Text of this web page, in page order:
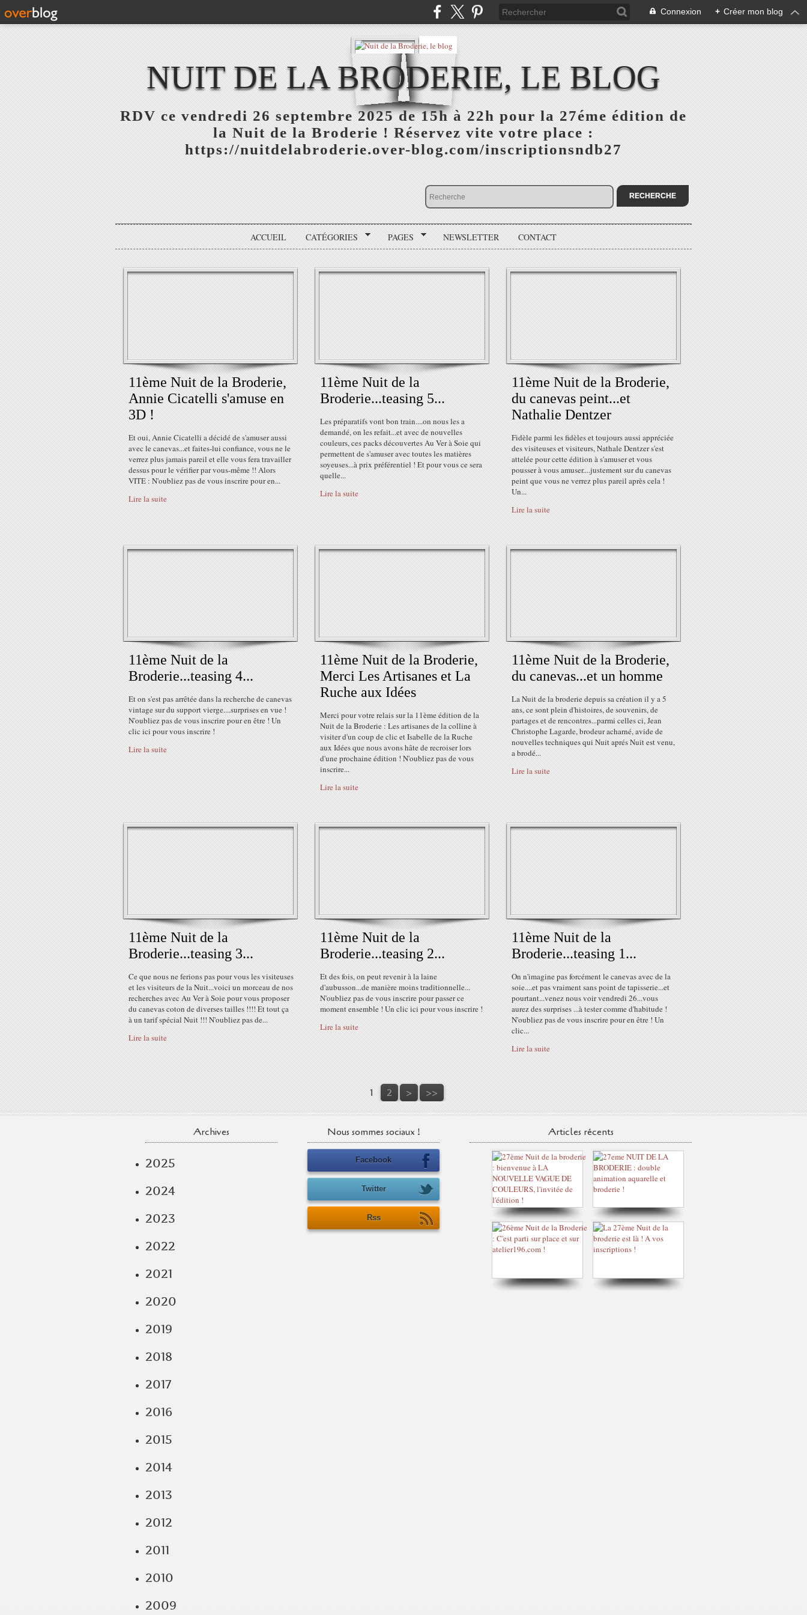
Connexion + Créer mon blog
NUIT DE LA BRODERIE, LE BLOG
RDV ce vendredi 26 septembre 2025 de 15h à 22h pour la 27éme édition de
la Nuit de la Broderie ! Réservez vite votre place :
https://nuitdelabroderie.over-blog.com/inscriptionsndb27
ACCUEIL CATÉGORIES PAGES NEWSLETTER CONTACT
11ème Nuit de la Broderie,
Annie Cicatelli s'amuse en
3D !
Et oui, Annie Cicatelli a décidé de s'amuser aussi
avec le canevas...et faites-lui confiance, vous ne le
verrez plus jamais pareil et elle vous fera travailler
dessus pour le vérifier par vous-même !! Alors
VITE : N'oubliez pas de vous inscrire pour en...
Lire la suite
11ème Nuit de la
Broderie...teasing 5...
Les préparatifs vont bon train....on nous les a
demandé, on les refait...et avec de nouvelles
couleurs, ces packs découvertes Au Ver à Soie qui
permettent de s'amuser avec toutes les matières
soyeuses...à prix préférentiel ! Et pour vous ce sera
quelle...
Lire la suite
11ème Nuit de la Broderie,
du canevas peint...et
Nathalie Dentzer
Fidèle parmi les fidèles et toujours aussi appréciée
des visiteuses et visiteurs, Nathale Dentzer s'est
attelée pour cette édition à s'amuser et vous
pousser à vous amuser....justement sur du canevas
peint que vous ne verrez plus pareil après cela !
Un...
Lire la suite
11ème Nuit de la
Broderie...teasing 4...
Et on s'est pas arrêtée dans la recherche de canevas
vintage sur du support vierge....surprises en vue !
N'oubliez pas de vous inscrire pour en être ! Un
clic ici pour vous inscrire !
Lire la suite
11ème Nuit de la Broderie,
Merci Les Artisanes et La
Ruche aux Idées
Merci pour votre relais sur la 11ème édition de la
Nuit de la Broderie : Les artisanes de la colline à
visiter d'un coup de clic et Isabelle de la Ruche
aux Idées que nous avons hâte de recroiser lors
d'une prochaine édition ! N'oubliez pas de vous
inscrire...
Lire la suite
11ème Nuit de la Broderie,
du canevas...et un homme
La Nuit de la broderie depuis sa création il y a 5
ans, ce sont plein d'histoires, de souvenirs, de
partages et de rencontres...parmi celles ci, Jean
Christophe Lagarde, brodeur acharné, avide de
nouvelles techniques qui Nuit aprés Nuit est venu,
a brodé...
Lire la suite
11ème Nuit de la
Broderie...teasing 3...
Ce que nous ne ferions pas pour vous les visiteuses
et les visiteurs de la Nuit...voici un morceau de nos
recherches avec Au Ver à Soie pour vous proposer
du canevas coton de diverses tailles !!!! Et tout ça
à un tarif spécial Nuit !!! N'oubliez pas de...
Lire la suite
11ème Nuit de la
Broderie...teasing 2...
Et des fois, on peut revenir à la laine
d'aubusson...de manière moins traditionnelle...
N'oubliez pas de vous inscrire pour passer ce
moment ensemble ! Un clic ici pour vous inscrire !
Lire la suite
11ème Nuit de la
Broderie...teasing 1...
On n'imagine pas forcément le canevas avec de la
soie....et pas vraiment sans point de tapisserie...et
pourtant...venez nous voir vendredi 26...vous
aurez des surprises ...à tester comme d'habitude !
N'oubliez pas de vous inscrire pour en être ! Un
clic...
Lire la suite
1 2 > >>
Archives
2025
2024
2023
2022
2021
2020
2019
2018
2017
2016
2015
2014
2013
2012
2011
2010
2009
Nous sommes sociaux !
Facebook
Twitter
Rss
Articles récents